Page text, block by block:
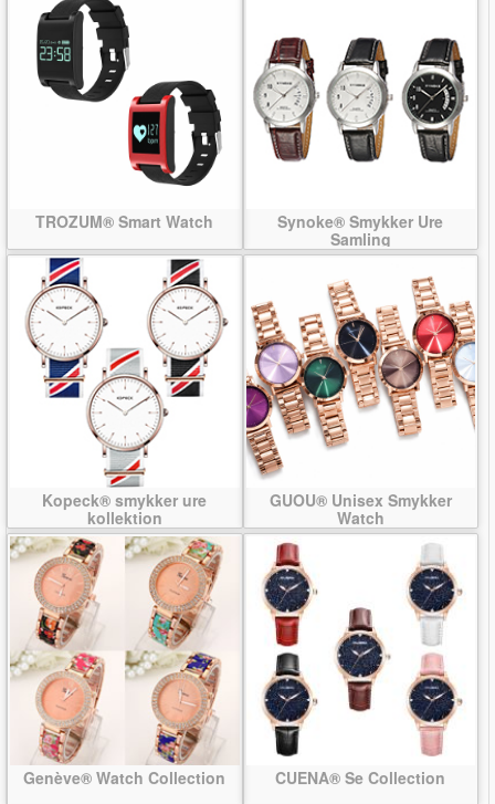
TROZUM® Smart Watch
Synoke® Smykker Ure
Samling
Kopeck® smykker ure
kollektion
GUOU® Unisex Smykker
Watch
Genève® Watch Collection CUENA® Se Collection